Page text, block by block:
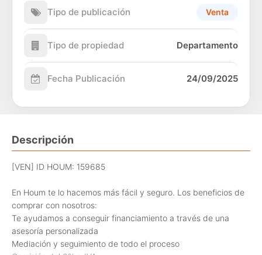
Tipo de publicación Venta
Tipo de propiedad Departamento
Fecha Publicación 24/09/2025
Descripción
[VEN] ID HOUM: 159685
En Houm te lo hacemos más fácil y seguro. Los beneficios de
comprar con nosotros:
Te ayudamos a conseguir financiamiento a través de una
asesoría personalizada
Mediación y seguimiento de todo el proceso